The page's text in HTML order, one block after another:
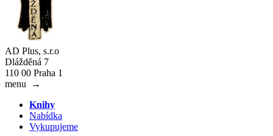
AD Plus, s.r.o
Dlážděná 7
110 00 Praha 1
menu
→
Knihy
Nabídka
Vykupujeme